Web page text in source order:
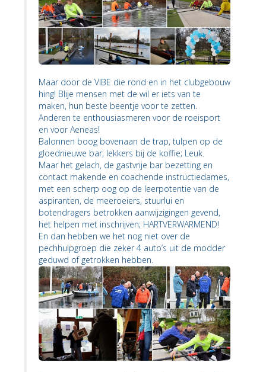
Maar door de VIBE die rond en in het clubgebouw
hing! Blije mensen met de wil er iets van te
maken, hun beste beentje voor te zetten.
Anderen te enthousiasmeren voor de roeisport
en voor Aeneas!
Balonnen boog bovenaan de trap, tulpen op de
gloednieuwe bar, lekkers bij de koffie; Leuk.
Maar het gelach, de gastvrije bar bezetting en
contact makende en coachende instructiedames,
met een scherp oog op de leerpotentie van de
aspiranten, de meeroeiers, stuurlui en
botendragers betrokken aanwijzigingen gevend,
het helpen met inschrijven; HARTVERWARMEND!
En dan hebben we het nog niet over de
pechhulpgroep die zeker 4 auto’s uit de modder
geduwd of getrokken hebben.